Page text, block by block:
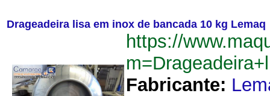
Drageadeira lisa em inox de bancada 10 kg Lemaq
https://
Fabricante: